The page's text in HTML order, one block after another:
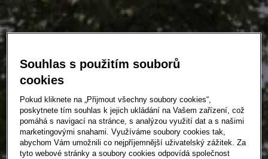
Souhlas s použitím souborů
cookies
Pokud kliknete na „Přijmout všechny soubory cookies“,
poskytnete tím souhlas k jejich ukládání na Vašem zařízení, což
pomáhá s navigací na stránce, s analýzou využití dat a s našimi
marketingovými snahami. Využíváme soubory cookies tak,
abychom Vám umožnili co nejpříjemnější uživatelský zážitek. Za
tyto webové stránky a soubory cookies odpovídá společnost